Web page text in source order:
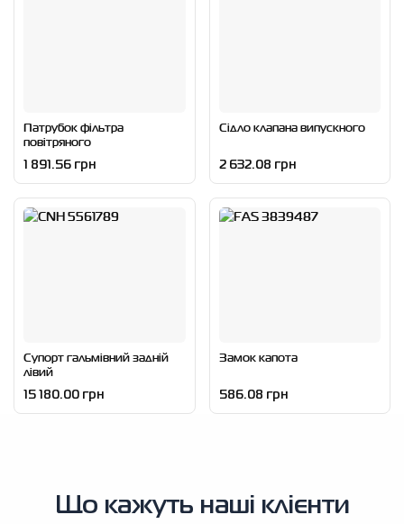
Патрубок фільтра
повітряного
1 891.56 грн
Сідло клапана випускного
2 632.08 грн
Супорт гальмівний задній
лівий
15 180.00 грн
Замок капота
586.08 грн
Що кажуть наші клієнти